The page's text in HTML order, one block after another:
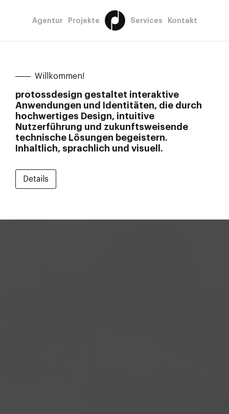
Agentur Projekte Services Kontakt
Willkommen!
protossdesign gestaltet interaktive
Anwendungen und Identitäten, die durch
hochwertiges Design, intuitive
Nutzerführung und zukunftsweisende
technische Lösungen begeistern.
Inhaltlich, sprachlich und visuell.
Details